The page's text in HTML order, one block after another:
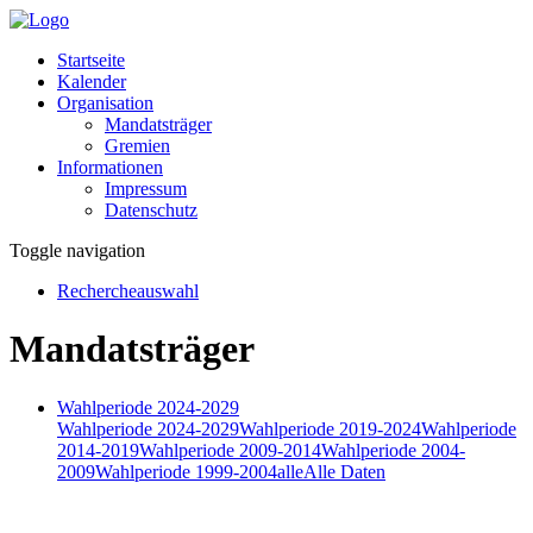
Startseite
Kalender
Organisation
Mandatsträger
Gremien
Informationen
Impressum
Datenschutz
Toggle navigation
Rechercheauswahl
Mandatsträger
Wahlperiode 2024-2029
Wahlperiode 2024-2029Wahlperiode 2019-2024Wahlperiode
2014-2019Wahlperiode 2009-2014Wahlperiode 2004-
2009Wahlperiode 1999-2004alleAlle Daten